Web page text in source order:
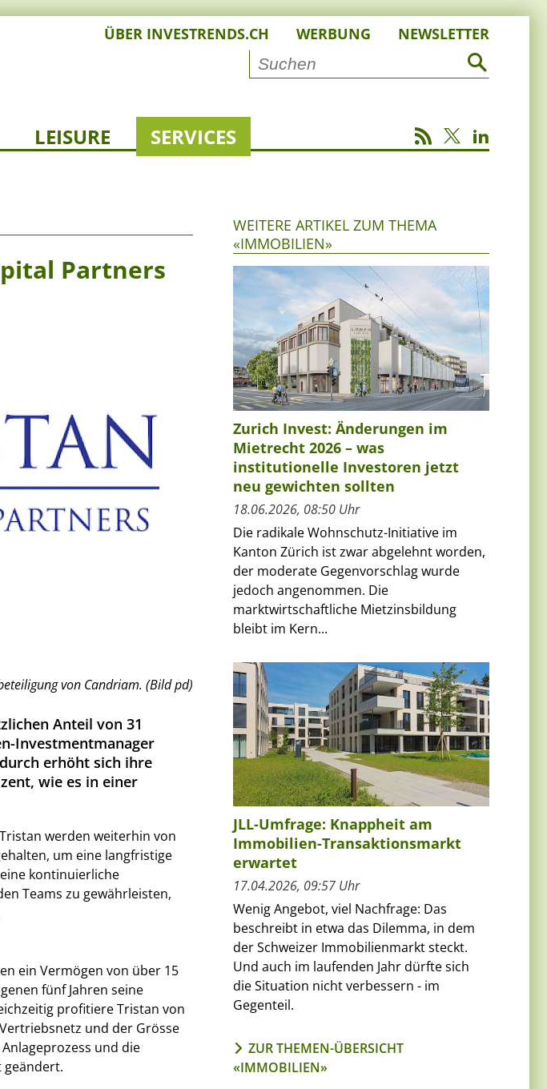
ÜBER INVESTRENDS.CH WERBUNG NEWSLETTER
LEISURE SERVICES
Partners
von Candriam. (Bild pd)
Anteil von 31
Investmentmanager
erhöht sich ihre
wie es in einer
werden weiterhin von
um eine langfristige
kontinuierliche
Teams zu gewährleisten,
ein Vermögen von über 15
fünf Jahren seine
profitiere Tristan von
und der Grösse
und die
geändert.
WEITERE ARTIKEL ZUM THEMA
«IMMOBILIEN»
Zurich Invest: Änderungen im
Mietrecht 2026 – was
institutionelle Investoren jetzt
neu gewichten sollten
18.06.2026, 08:50 Uhr
Die radikale Wohnschutz-Initiative im
Kanton Zürich ist zwar abgelehnt worden,
der moderate Gegenvorschlag wurde
jedoch angenommen. Die
marktwirtschaftliche Mietzinsbildung
bleibt im Kern...
JLL-Umfrage: Knappheit am
Immobilien-Transaktionsmarkt
erwartet
17.04.2026, 09:57 Uhr
Wenig Angebot, viel Nachfrage: Das
beschreibt in etwa das Dilemma, in dem
der Schweizer Immobilienmarkt steckt.
Und auch im laufenden Jahr dürfte sich
die Situation nicht verbessern - im
Gegenteil.
ZUR THEMEN-ÜBERSICHT
«IMMOBILIEN»